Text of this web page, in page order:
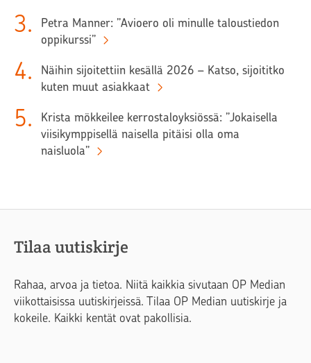
3.
Petra Manner: ”Avioero oli minulle taloustiedon
oppikurssi”
4.
Näihin sijoitettiin kesällä 2026 – Katso, sijoititko
kuten muut asiakkaat
5.
Krista mökkeilee kerrostaloyksiössä: ”Jokaisella
viisikymppisellä naisella pitäisi olla oma
naisluola”
Tilaa uutiskirje
Rahaa, arvoa ja tietoa. Niitä kaikkia sivutaan OP Median
viikottaisissa uutiskirjeissä. Tilaa OP Median uutiskirje ja
kokeile. Kaikki kentät ovat pakollisia.